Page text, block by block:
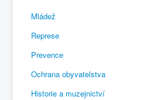
Mládež
Represe
Prevence
Ochrana obyvatelstva
Historie a muzejnictví